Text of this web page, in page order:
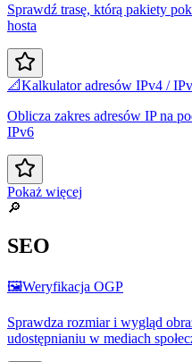
Sprawdź trasę, którą pakiety
hosta
📐Kalkulator adresów IPv4 /
Oblicza zakres adresów IP na
IPv6
Pokaż więcej
🔎
SEO
🖼️Weryfikacja OGP
Sprawdza rozmiar i wygląd
udostępnianiu w mediach